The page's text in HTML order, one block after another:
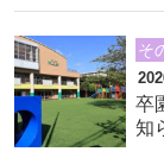
そ
卒
知